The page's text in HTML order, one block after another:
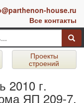
house.ru
Все контакты
Проекты
строений
2010 г.
ЯП 209-7.